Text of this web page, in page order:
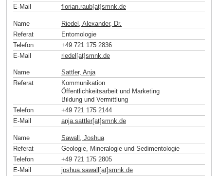
E-Mail
florian.raub[at]smnk de
Name
Riedel, Alexander, Dr.
Referat
Entomologie
Telefon
+49 721 175 2836
E-Mail
riedel[at]smnk de
Name
Sattler, Anja
Referat
Kommunikation
Öffentlichkeitsarbeit und Marketing
Bildung und Vermittlung
Telefon
+49 721 175 2144
E-Mail
anja.sattler[at]smnk.de
Name
Sawall, Joshua
Referat
Geologie, Mineralogie und Sedimentologie
Telefon
+49 721 175 2805
E-Mail
joshua.sawall[at]smnk.de